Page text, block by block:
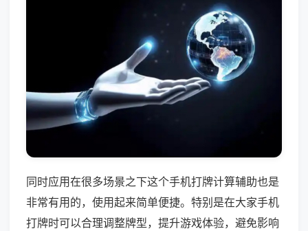
同时应用在很多场景之下这个手机打牌计算辅助也是
非常有用的，使用起来简单便捷。特别是在大家手机
打牌时可以合理调整牌型，提升游戏体验，避免影响